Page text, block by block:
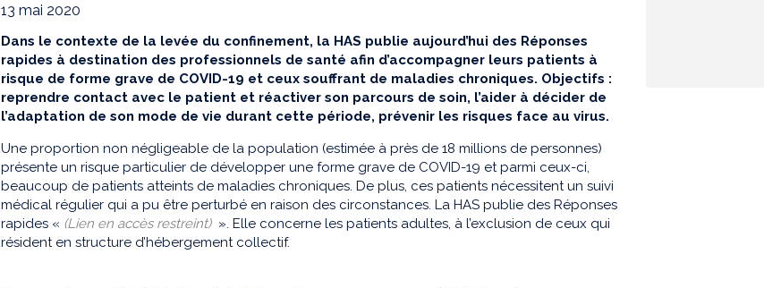
13 mai 2020
Dans le contexte de la levée du confinement, la HAS publie aujourd’hui des Réponses
rapides à destination des professionnels de santé afin d’accompagner leurs patients à
risque de forme grave de COVID-19 et ceux souffrant de maladies chroniques. Objectifs :
reprendre contact avec le patient et réactiver son parcours de soin, l’aider à décider de
l’adaptation de son mode de vie durant cette période, prévenir les risques face au virus.
Une proportion non négligeable de la population (estimée à près de 18 millions de personnes)
présente un risque particulier de développer une forme grave de COVID-19 et parmi ceux-ci,
beaucoup de patients atteints de maladies chroniques. De plus, ces patients nécessitent un suivi
médical régulier qui a pu être perturbé en raison des circonstances. La HAS publie des Réponses
rapides « (Lien en accès restreint) ». Elle concerne les patients adultes, à l’exclusion de ceux qui
résident en structure d’hébergement collectif.